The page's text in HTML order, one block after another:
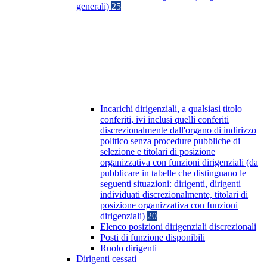
generali) 25
Incarichi dirigenziali, a qualsiasi titolo
conferiti, ivi inclusi quelli conferiti
discrezionalmente dall'organo di indirizzo
politico senza procedure pubbliche di
selezione e titolari di posizione
organizzativa con funzioni dirigenziali (da
pubblicare in tabelle che distinguano le
seguenti situazioni: dirigenti, dirigenti
individuati discrezionalmente, titolari di
posizione organizzativa con funzioni
dirigenziali) 20
Elenco posizioni dirigenziali discrezionali
Posti di funzione disponibili
Ruolo dirigenti
Dirigenti cessati